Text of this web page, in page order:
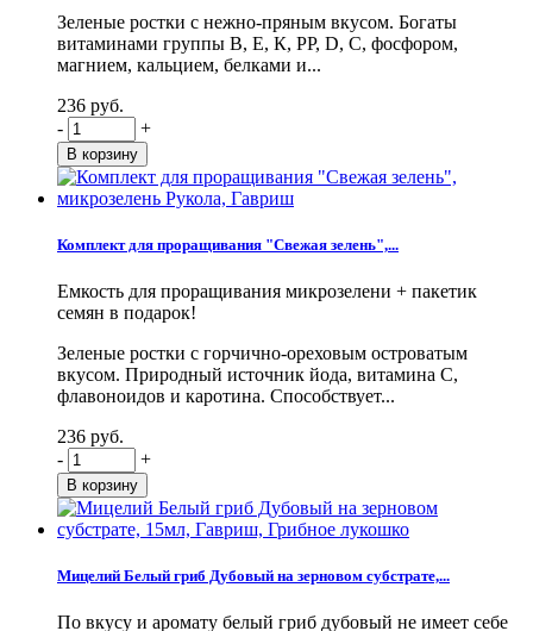
Зеленые ростки с нежно-пряным вкусом. Богаты
витаминами группы В, Е, К, PP, D, С, фосфором,
магнием, кальцием, белками и...
236 руб.
-
+
Комплект для проращивания "Свежая зелень",...
Емкость для проращивания микрозелени + пакетик
семян в подарок!
Зеленые ростки с горчично-ореховым островатым
вкусом. Природный источник йода, витамина С,
флавоноидов и каротина. Способствует...
236 руб.
-
+
Мицелий Белый гриб Дубовый на зерновом субстрате,...
По вкусу и аромату белый гриб дубовый не имеет себе